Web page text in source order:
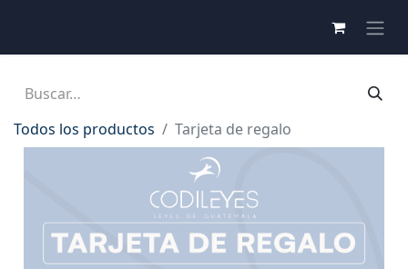
Todos los productos Tarjeta de regalo